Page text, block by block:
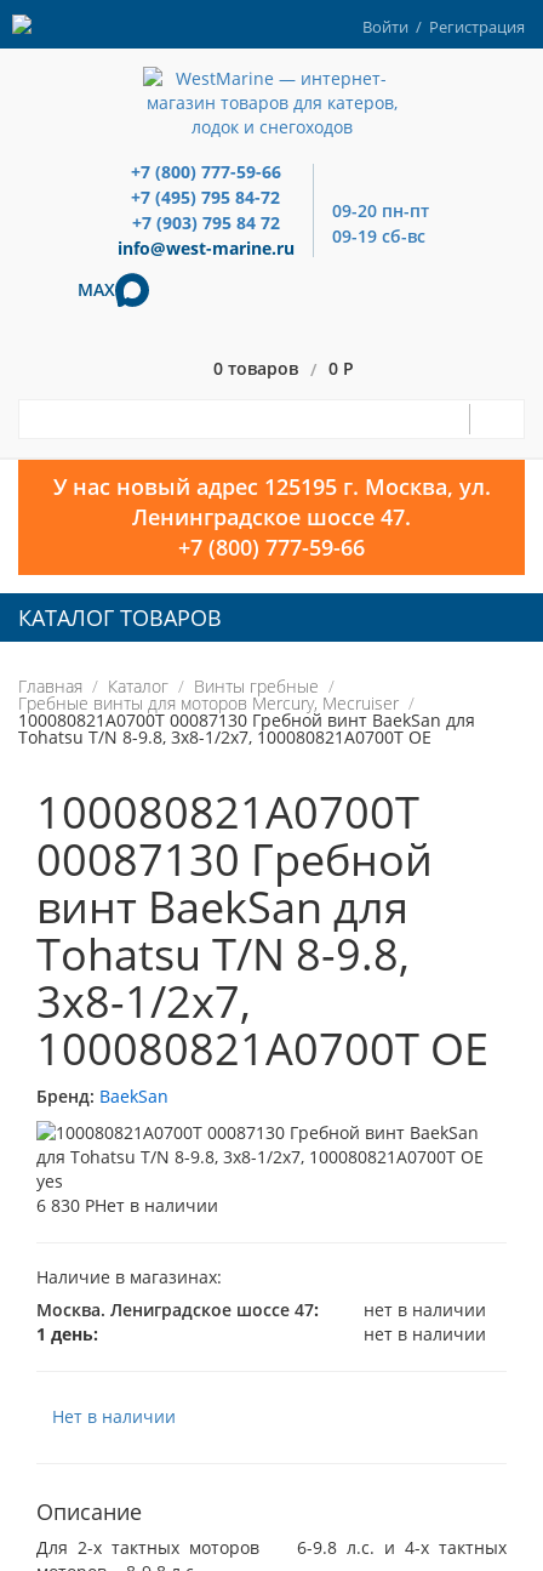
Войти / Регистрация
+7 (800) 777-59-66
+7 (495) 795 84-72
+7 (903) 795 84 72
info@west-marine.ru
09-20 пн-пт
09-19 сб-вс
MAX
0 товаров / 0 Р
У нас новый адрес 125195 г. Москва, ул.
Ленинградское шоссе 47.
+7 (800) 777-59-66
КАТАЛОГ ТОВАРОВ
Главная Каталог Винты гребные
Гребные винты для моторов Mercury, Mecruiser
100080821A0700T 00087130 Гребной винт BaekSan для
Tohatsu T/N 8-9.8, 3x8-1/2x7, 100080821A0700T OE
100080821A0700T
00087130 Гребной
винт BaekSan для
Tohatsu T/N 8-9.8,
3x8-1/2x7,
100080821A0700T OE
Бренд: BaekSan
6 830 РНет в наличии
Наличие в магазинах:
Москва. Лениградское шоссе 47:
нет в наличии
1 день:
нет в наличии
Нет в наличии
Описание
Для 2-х тактных моторов 6-9.8 л.с. и 4-х тактных